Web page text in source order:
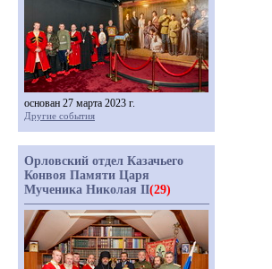
основан 27 марта 2023 г.
Другие события
Орловский отдел Казачьего
Конвоя Памяти Царя
Мученика Николая II(29)